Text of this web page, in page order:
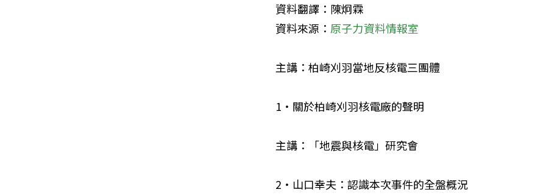
資料翻譯：陳炯霖
資料來源： 原子力資料情報室
主講：柏崎刈羽當地反核電三團體
1‧關於柏崎刈羽核電廠的聲明
主講：「地震與核電」研究會
2‧山口幸夫：認識本次事件的全盤概況